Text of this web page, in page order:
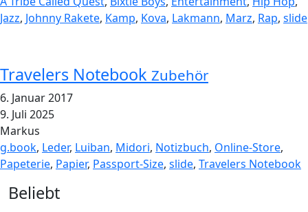
Jazz, Johnny Rakete, Kamp, Kova, Lakmann, Marz, Rap, slide
Travelers Notebook Zubehör
6. Januar 2017
9. Juli 2025
Markus
g.book, Leder, Luiban, Midori, Notizbuch, Online-Store,
Papeterie, Papier, Passport-Size, slide, Travelers Notebook
Widgets
Beliebt